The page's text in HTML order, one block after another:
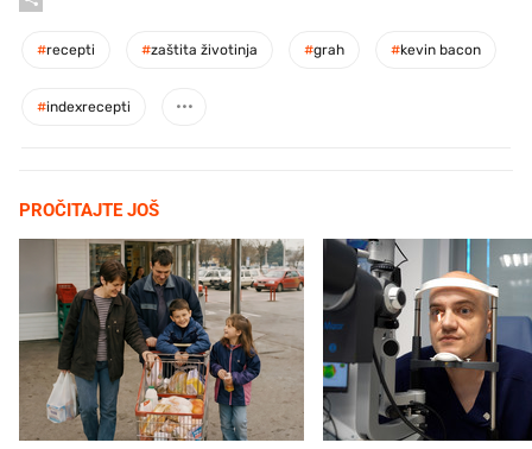
#recepti #zaštita životinja #grah #kevin bacon
#indexrecepti
PROČITAJTE JOŠ